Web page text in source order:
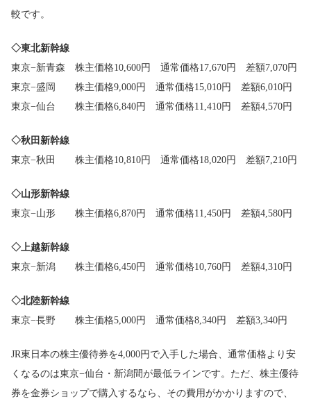
較です。
◇東北新幹線
東京−新青森 株主価格10,600円 通常価格17,670円 差額7,070円
東京−盛岡 株主価格9,000円 通常価格15,010円 差額6,010円
東京−仙台 株主価格6,840円 通常価格11,410円 差額4,570円
◇秋田新幹線
東京−秋田 株主価格10,810円 通常価格18,020円 差額7,210円
◇山形新幹線
東京−山形 株主価格6,870円 通常価格11,450円 差額4,580円
◇上越新幹線
東京−新潟 株主価格6,450円 通常価格10,760円 差額4,310円
◇北陸新幹線
東京−長野 株主価格5,000円 通常価格8,340円 差額3,340円
JR東日本の株主優待券を4,000円で入手した場合、通常価格より安
くなるのは東京−仙台・新潟間が最低ラインです。ただ、株主優待
券を金券ショップで購入するなら、その費用がかかりますので、